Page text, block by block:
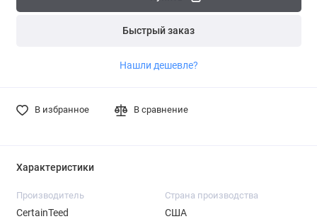
Быстрый заказ
Нашли дешевле?
В избранное В сравнение
Характеристики
Производитель
CertainTeed
Страна производства
США